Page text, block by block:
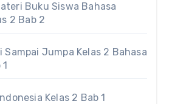
Buku Siswa Bahasa
2 Bab 2
Sampai Jumpa Kelas 2 Bahasa
Kelas 2 Bab 1